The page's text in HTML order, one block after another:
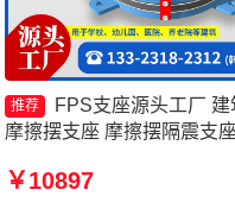
推荐
FPS支座源头工厂 建
摩擦摆支座 摩擦摆隔震支
擦摆隔震支座FPSII-4000-
￥10897